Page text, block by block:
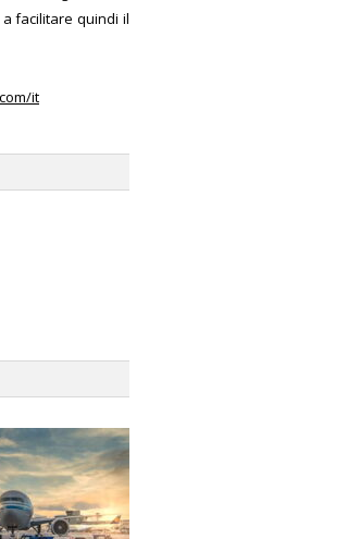
facilitare quindi il
it